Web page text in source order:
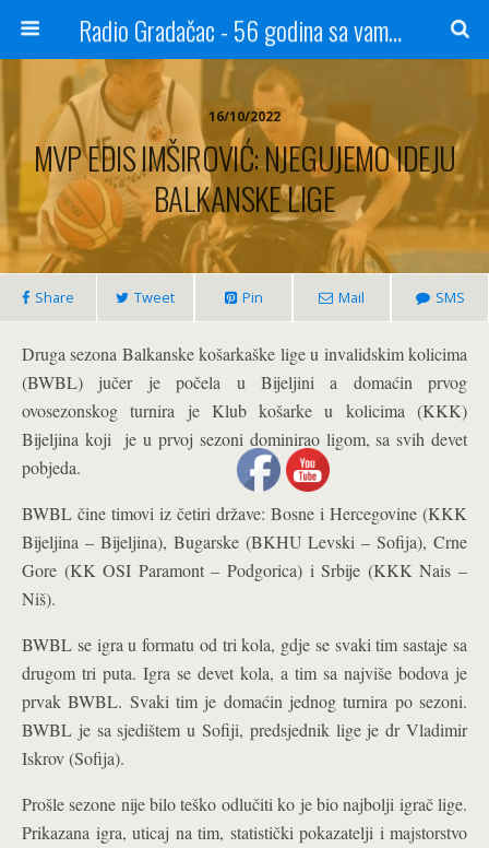
Radio Gradačac - 56 godina sa vama...
16/10/2022
MVP EDIS IMŠIROVIĆ: NJEGUJEMO IDEJU
BALKANSKE LIGE
Share Tweet Pin Mail SMS
Druga sezona Balkanske košarkaške lige u invalidskim kolicima
(BWBL) jučer je počela u Bijeljini a domaćin prvog
ovosezonskog turnira je Klub košarke u kolicima (KKK)
Bijeljina koji je u prvoj sezoni dominirao ligom, sa svih devet
pobjeda.
BWBL čine timovi iz četiri države: Bosne i Hercegovine (KKK
Bijeljina – Bijeljina), Bugarske (BKHU Levski – Sofija), Crne
Gore (KK OSI Paramont – Podgorica) i Srbije (KKK Nais –
Niš).
BWBL se igra u formatu od tri kola, gdje se svaki tim sastaje sa
drugom tri puta. Igra se devet kola, a tim sa najviše bodova je
prvak BWBL. Svaki tim je domaćin jednog turnira po sezoni.
BWBL je sa sjedištem u Sofiji, predsjednik lige je dr Vladimir
Iskrov (Sofija).
Prošle sezone nije bilo teško odlučiti ko je bio najbolji igrač lige.
Prikazana igra, uticaj na tim, statistički pokazatelji i majstorstvo